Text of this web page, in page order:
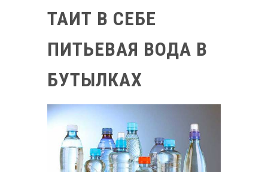
ТАИТ В СЕБЕ
ПИТЬЕВАЯ ВОДА В
БУТЫЛКАХ